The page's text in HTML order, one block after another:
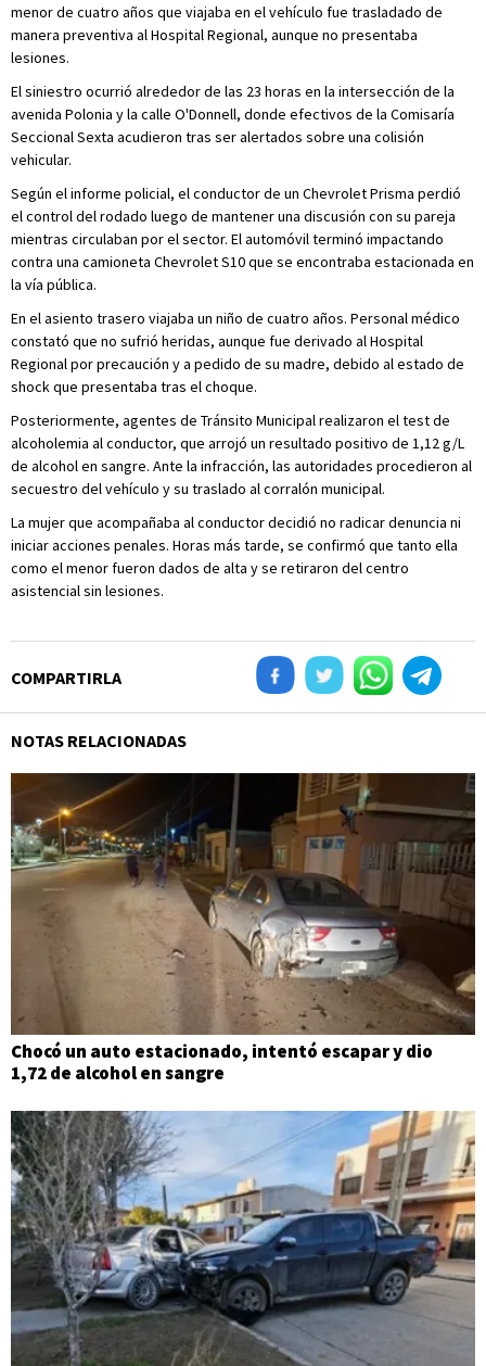
menor de cuatro años que viajaba en el vehículo fue trasladado de
manera preventiva al Hospital Regional, aunque no presentaba
lesiones.
El siniestro ocurrió alrededor de las 23 horas en la intersección de la
avenida Polonia y la calle O'Donnell, donde efectivos de la Comisaría
Seccional Sexta acudieron tras ser alertados sobre una colisión
vehicular.
Según el informe policial, el conductor de un Chevrolet Prisma perdió
el control del rodado luego de mantener una discusión con su pareja
mientras circulaban por el sector. El automóvil terminó impactando
contra una camioneta Chevrolet S10 que se encontraba estacionada en
la vía pública.
En el asiento trasero viajaba un niño de cuatro años. Personal médico
constató que no sufrió heridas, aunque fue derivado al Hospital
Regional por precaución y a pedido de su madre, debido al estado de
shock que presentaba tras el choque.
Posteriormente, agentes de Tránsito Municipal realizaron el test de
alcoholemia al conductor, que arrojó un resultado positivo de 1,12 g/L
de alcohol en sangre. Ante la infracción, las autoridades procedieron al
secuestro del vehículo y su traslado al corralón municipal.
La mujer que acompañaba al conductor decidió no radicar denuncia ni
iniciar acciones penales. Horas más tarde, se confirmó que tanto ella
como el menor fueron dados de alta y se retiraron del centro
asistencial sin lesiones.
COMPARTIRLA
NOTAS RELACIONADAS
Chocó un auto estacionado, intentó escapar y dio
1,72 de alcohol en sangre